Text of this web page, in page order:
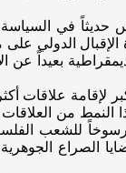
حديثاً في
الدولي على
بعيداً
لإقامة علاقات
من
رسوخاً للشعب
الجوهرية